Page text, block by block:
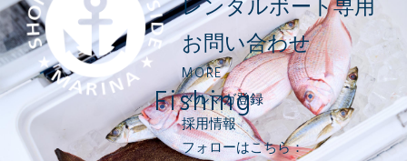
レンタルボート専用
お問い合わせ
MORE
メルマガ登録
採用情報
フォローはこちら：
Fishing